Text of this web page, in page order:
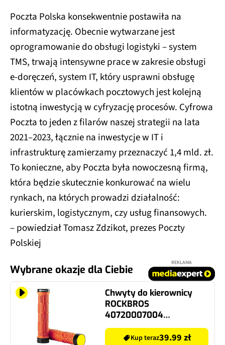
Poczta Polska konsekwentnie postawiła na
informatyzację. Obecnie wytwarzane jest
oprogramowanie do obsługi logistyki – system
TMS, trwają intensywne prace w zakresie obsługi
e-doręczeń, system IT, który usprawni obsługę
klientów w placówkach pocztowych jest kolejną
istotną inwestycją w cyfryzację procesów. Cyfrowa
Poczta to jeden z filarów naszej strategii na lata
2021–2023, łącznie na inwestycje w IT i
infrastrukturę zamierzamy przeznaczyć 1,4 mld. zł.
To konieczne, aby Poczta była nowoczesną firmą,
która będzie skutecznie konkurować na wielu
rynkach, na których prowadzi działalność:
kurierskim, logistycznym, czy usług finansowych.
– powiedział Tomasz Zdzikot, prezes Poczty
Polskiej
Wybrane okazje dla Ciebie
REKLAMA
Chwyty do kierownicy
ROCKBROS
40720007004
Pomarańczowy
Kup teraz39.99 zł